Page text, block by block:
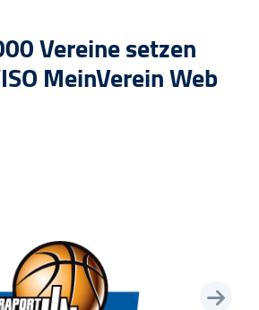
Vereine setzen
MeinVerein Web